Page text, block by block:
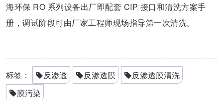
海环保 RO 系列设备出厂即配套 CIP 接口和清洗方案手
册，调试阶段可由厂家工程师现场指导第一次清洗。
标签： 反渗透 反渗透膜
反渗透膜清洗
膜污染